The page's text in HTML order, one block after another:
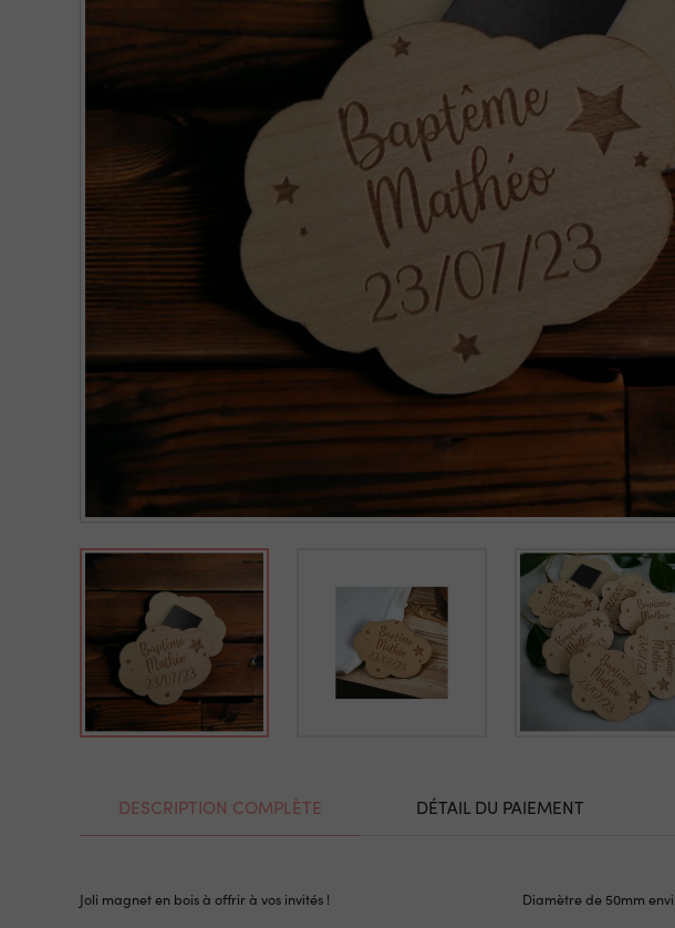
DESCRIPTION COMPLÈTE DÉTAIL DU PAIEMENT
Joli magnet en bois à offrir à vos invités ! Diamètre de 50mm